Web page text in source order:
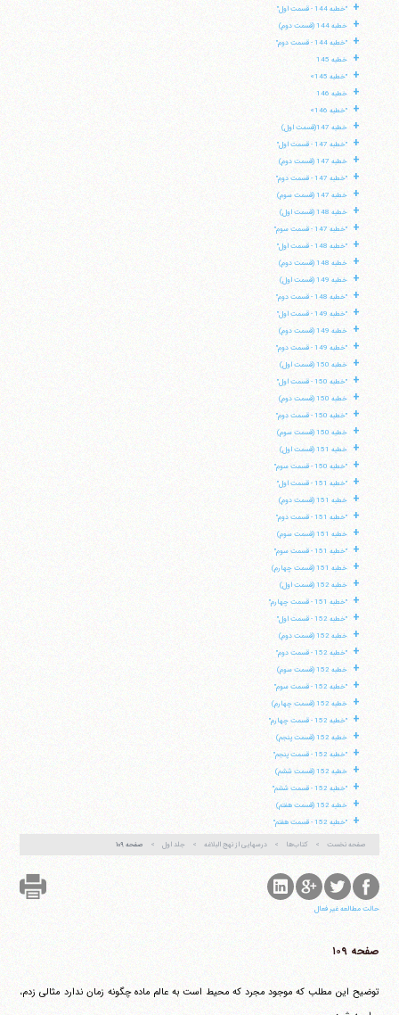
+ "خطبه 144 - قسمت اول"
+ خطبه 144 (قسمت دوم)
+ "خطبه 144 - قسمت دوم"
+ خطبه 145
+ "خطبه 145»
+ خطبه 146
+ "خطبه 146»
+ خطبه 147(قسمت اول)
+ "خطبه 147 - قسمت اول"
+ خطبه 147 (قسمت دوم)
+ "خطبه 147 - قسمت دوم"
+ خطبه 147 (قسمت سوم)
+ خطبه 148 (قسمت اول)
+ "خطبه 147 - قسمت سوم"
+ "خطبه 148 - قسمت اول"
+ خطبه 148 (قسمت دوم)
+ خطبه 149 (قسمت اول)
+ "خطبه 148 - قسمت دوم"
+ "خطبه 149 - قسمت اول"
+ خطبه 149 (قسمت دوم)
+ "خطبه 149 - قسمت دوم"
+ خطبه 150 (قسمت اول)
+ "خطبه 150 - قسمت اول"
+ خطبه 150 (قسمت دوم)
+ "خطبه 150 - قسمت دوم"
+ خطبه 150 (قسمت سوم)
+ خطبه 151 (قسمت اول)
+ "خطبه 150 - قسمت سوم"
+ "خطبه 151 - قسمت اول"
+ خطبه 151 (قسمت دوم)
+ "خطبه 151 - قسمت دوم"
+ خطبه 151 (قسمت سوم)
+ "خطبه 151 - قسمت سوم"
+ خطبه 151 (قسمت چهارم)
+ خطبه 152 (قسمت اول)
+ "خطبه 151 - قسمت چهارم"
+ "خطبه 152 - قسمت اول"
+ خطبه 152 (قسمت دوم)
+ "خطبه 152 - قسمت دوم"
+ خطبه 152 (قسمت سوم)
+ "خطبه 152 - قسمت سوم"
+ خطبه 152 (قسمت چهارم)
+ "خطبه 152 - قسمت چهارم"
+ خطبه 152 (قسمت پنجم)
+ "خطبه 152 - قسمت پنجم"
+ خطبه 152 (قسمت ششم)
+ "خطبه 152 - قسمت ششم"
+ خطبه 152 (قسمت هفتم)
+ "خطبه 152 - قسمت هفتم"
صفحه نخست کتاب‌ها درسهایی از نهج البلاغه جلد اول صفحه ۱۰۹
حالت مطالعه غیر فعال
صفحه ۱۰۹
توضیح این مطلب که موجود مجرد که محیط است به عالم ماده چگونه زمان ندارد مثالی زدم،